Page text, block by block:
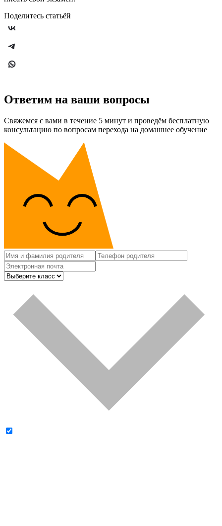
Поделитесь статьёй
Ответим на ваши вопросы
Свяжемся с вами в течение 5 минут и проведём бесплатную
консультацию по вопросам перехода на домашнее обучение